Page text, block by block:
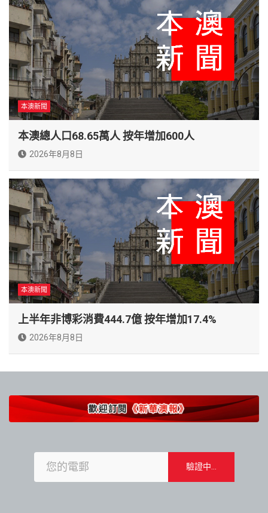
本澳新聞
本澳總人口68.65萬人 按年增加600人
2026年8月8日
本澳新聞
上半年非博彩消費444.7億 按年增加17.4%
2026年8月8日